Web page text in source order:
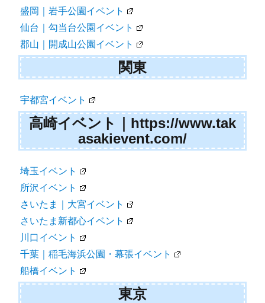
盛岡｜岩手公園イベント
仙台｜勾当台公園イベント
郡山｜開成山公園イベント
関東
宇都宮イベント
高崎イベント｜https://www.tak
asakievent.com/
埼玉イベント
所沢イベント
さいたま｜大宮イベント
さいたま新都心イベント
川口イベント
千葉｜稲毛海浜公園・幕張イベント
船橋イベント
東京